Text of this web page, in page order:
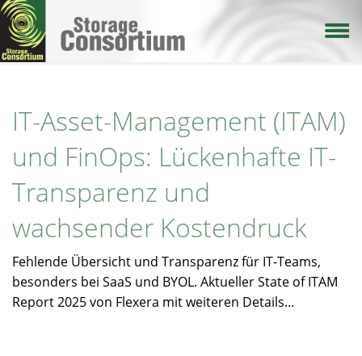
Direkt
zum
Inhalt
IT-Asset-Management (ITAM)
und FinOps: Lückenhafte IT-
Transparenz und
wachsender Kostendruck
Fehlende Übersicht und Transparenz für IT-Teams,
besonders bei SaaS und BYOL. Aktueller State of ITAM
Report 2025 von Flexera mit weiteren Details...